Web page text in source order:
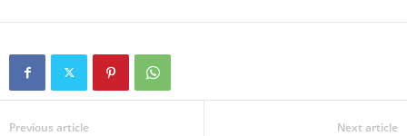
Previous article Next article